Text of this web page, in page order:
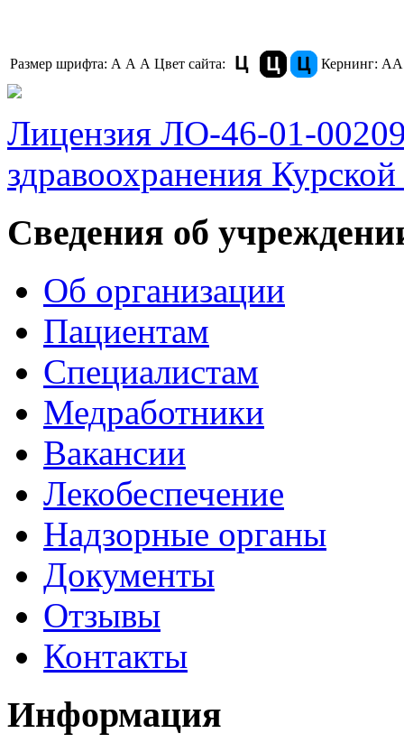
Размер шрифта: A A A Цвет сайта: Кернинг: АА
Лицензия ЛО-46-01-
здравоохранения
Сведения об
Об организации
Пациентам
Специалистам
Медработники
Вакансии
Лекобеспечение
Надзорные органы
Документы
Отзывы
Контакты
Информация